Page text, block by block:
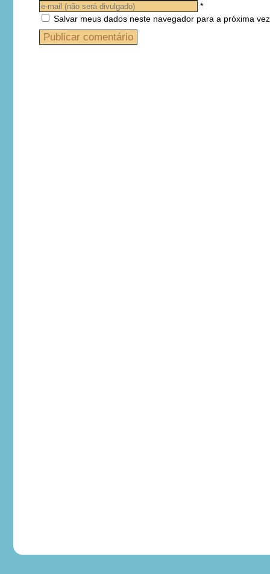
*
Salvar meus dados neste navegador para a próxima